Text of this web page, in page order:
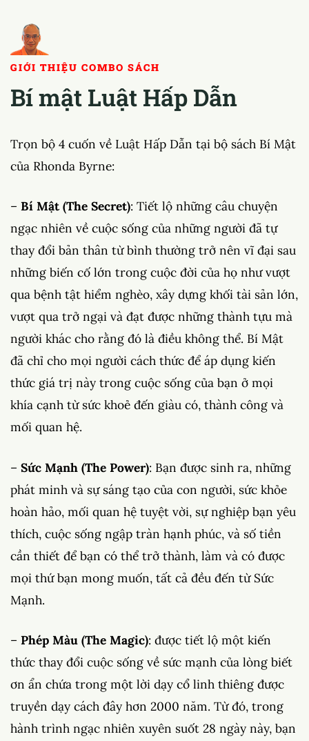
GIỚI THIỆU COMBO SÁCH
Bí mật Luật Hấp Dẫn
Trọn bộ 4 cuốn về Luật Hấp Dẫn tại bộ sách Bí Mật
của Rhonda Byrne:
– Bí Mật (The Secret): Tiết lộ những câu chuyện
ngạc nhiên về cuộc sống của những người đã tự
thay đổi bản thân từ bình thường trở nên vĩ đại sau
những biến cố lớn trong cuộc đời của họ như vượt
qua bệnh tật hiểm nghèo, xây dựng khối tài sản lớn,
vượt qua trở ngại và đạt được những thành tựu mà
người khác cho rằng đó là điều không thể. Bí Mật
đã chỉ cho mọi người cách thức để áp dụng kiến
thức giá trị này trong cuộc sống của bạn ở mọi
khía cạnh từ sức khoẻ đến giàu có, thành công và
mối quan hệ.
– Sức Mạnh (The Power): Bạn được sinh ra, những
phát minh và sự sáng tạo của con người, sức khỏe
hoàn hảo, mối quan hệ tuyệt vời, sự nghiệp bạn yêu
thích, cuộc sống ngập tràn hạnh phúc, và số tiền
cần thiết để bạn có thể trở thành, làm và có được
mọi thứ bạn mong muốn, tất cả đều đến từ Sức
Mạnh.
– Phép Màu (The Magic): được tiết lộ một kiến
thức thay đổi cuộc sống về sức mạnh của lòng biết
ơn ẩn chứa trong một lời dạy cổ linh thiêng được
truyền dạy cách đây hơn 2000 năm. Từ đó, trong
hành trình ngạc nhiên xuyên suốt 28 ngày này, bạn